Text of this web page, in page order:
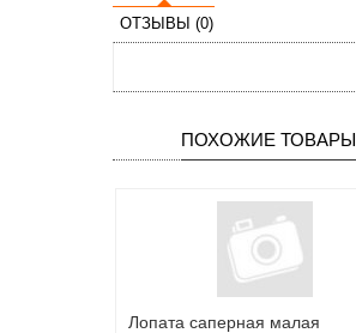
ОТЗЫВЫ (0)
ПОХОЖИЕ ТОВАРЫ
Лопата саперная малая